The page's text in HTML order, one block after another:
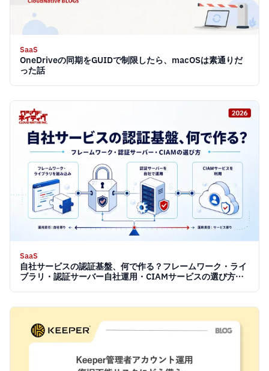
SaaS
OneDriveの同期をGUIDで制限したら、macOSは素通りだ
った話
SaaS
自社サービスの認証基盤、何で作る？フレームワーク・ライ
ブラリ・認証サーバー自社運用・CIAMサービスの選び方